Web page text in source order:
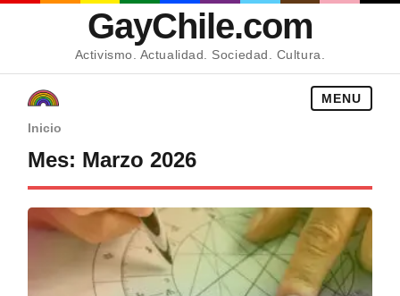
GayChile.com
Activismo. Actualidad. Sociedad. Cultura.
MENU
Inicio
Mes: Marzo 2026